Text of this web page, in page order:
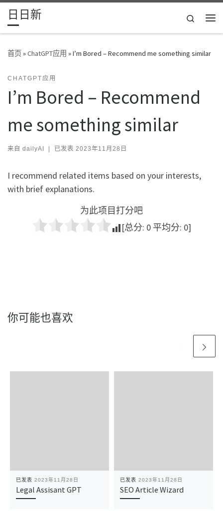
Skip to content
日日新
Search
首页»ChatGPT应用 »I’m Bored – Recommend me something similar
CHATGPT应用
I’m Bored – Recommend
me something similar
来自 dailyAI | 已发表 2023年11月28日
I recommend related items based on your interests,
with brief explanations.
为此项目打分吧
[总分: 0 平均分: 0]
你可能也喜欢
已发表 2023年11月28日
Legal Assisant GPT
已发表 2023年11月28日
SEO Article Wizard